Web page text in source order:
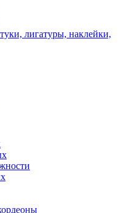
лигатуры, наклейки,